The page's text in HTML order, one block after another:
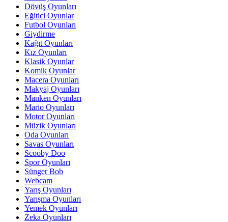
Dövüş Oyunları
Eğitici Oyunlar
Futbol Oyunları
Giydirme
Kağıt Oyunları
Kız Oyunları
Klasik Oyunlar
Komik Oyunlar
Macera Oyunları
Makyaj Oyunları
Manken Oyunları
Mario Oyunları
Motor Oyunları
Müzik Oyunları
Oda Oyunları
Savas Oyunları
Scooby Doo
Spor Oyunları
Sünger Bob
Webcam
Yarış Oyunları
Yarışma Oyunları
Yemek Oyunları
Zeka Oyunları